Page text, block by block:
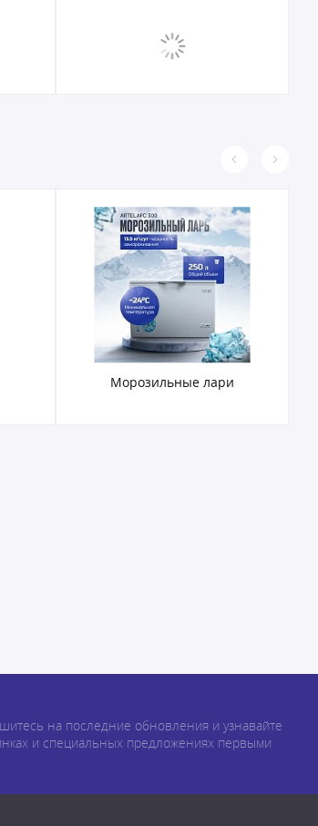
Морозильные лари
на последние обновления и узнавайте
и специальных предложениях первыми